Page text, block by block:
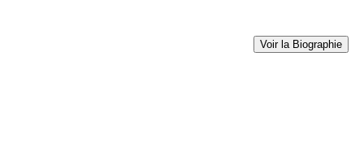
Voir la Biographie